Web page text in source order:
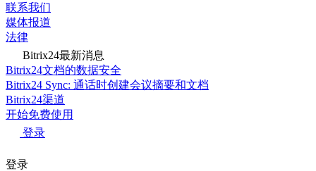
联系我们
媒体报道
法律
Bitrix24最新消息
Bitrix24文档的数据安全
Bitrix24 Sync: 通话时创建会议摘要和文档
Bitrix24渠道
开始免费使用
登录
登录